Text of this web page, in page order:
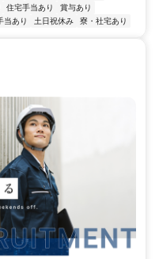
住宅手当あり
賞与あり
当あり 土日祝休み 寮・社宅あり